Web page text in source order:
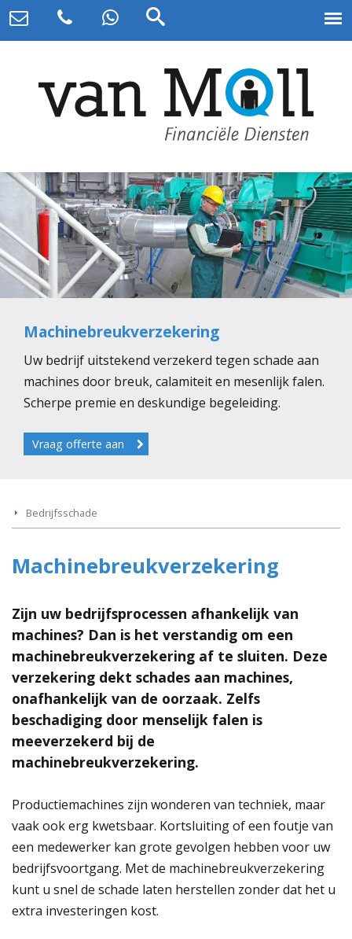
Machinebreukverzekering
Uw bedrijf uitstekend verzekerd tegen schade aan
machines door breuk, calamiteit en mesenlijk falen.
Scherpe premie en deskundige begeleiding.
Vraag offerte aan
Bedrijfsschade
Machinebreukverzekering
Zijn uw bedrijfsprocessen afhankelijk van
machines? Dan is het verstandig om een
machinebreukverzekering af te sluiten. Deze
verzekering dekt schades aan machines,
onafhankelijk van de oorzaak. Zelfs
beschadiging door menselijk falen is
meeverzekerd bij de
machinebreukverzekering.
Productiemachines zijn wonderen van techniek, maar
vaak ook erg kwetsbaar. Kortsluiting of een foutje van
een medewerker kan grote gevolgen hebben voor uw
bedrijfsvoortgang. Met de machinebreukverzekering
kunt u snel de schade laten herstellen zonder dat het u
extra investeringen kost.